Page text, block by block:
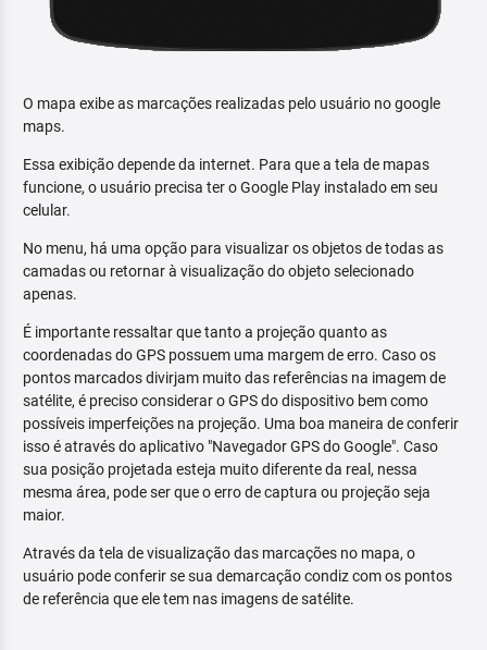
O mapa exibe as marcações realizadas pelo usuário no google
maps.
Essa exibição depende da internet. Para que a tela de mapas
funcione, o usuário precisa ter o Google Play instalado em seu
celular.
No menu, há uma opção para visualizar os objetos de todas as
camadas ou retornar à visualização do objeto selecionado
apenas.
É importante ressaltar que tanto a projeção quanto as
coordenadas do GPS possuem uma margem de erro. Caso os
pontos marcados divirjam muito das referências na imagem de
satélite, é preciso considerar o GPS do dispositivo bem como
possíveis imperfeições na projeção. Uma boa maneira de conferir
isso é através do aplicativo "Navegador GPS do Google". Caso
sua posição projetada esteja muito diferente da real, nessa
mesma área, pode ser que o erro de captura ou projeção seja
maior.
Através da tela de visualização das marcações no mapa, o
usuário pode conferir se sua demarcação condiz com os pontos
de referência que ele tem nas imagens de satélite.